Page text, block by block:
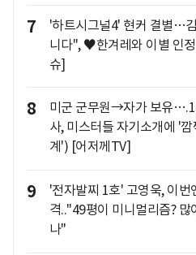
7
'하트시그널4' 현커 결별…
니다", ♥한겨레와 이별 인
슈]
8
미군 군무원→자가 보유
사, 미스터들 자기소개에 '
계') [어저께TV]
9
'전자발찌 1호' 고영욱, 이번
격.."49평이 미니멀리즘? 많
나"